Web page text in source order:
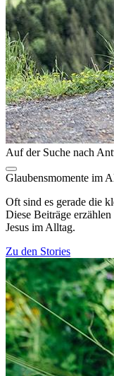
Auf der Suche nach
Glaubensmomente im
Oft sind es gerade die
Diese Beiträge
Jesus im Alltag.
Zu den Stories